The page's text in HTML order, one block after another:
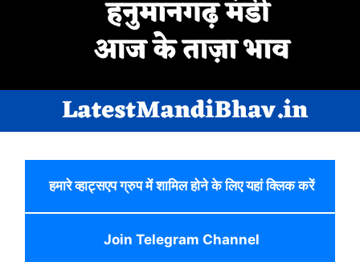
हमारे व्हाट्सएप ग्रुप में शामिल होने के लिए यहां क्लिक करें
Join Telegram Channel